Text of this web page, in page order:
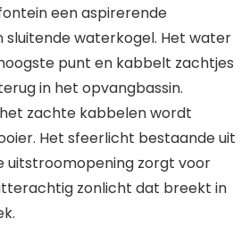
een aspirerende
waterkogel. Het water
punt en kabbelt zachtjes
in het opvangbassin.
het zachte kabbelen wordt
Het sfeerlicht bestaande uit
uitstroomopening zorgt voor
zonlicht dat breekt in